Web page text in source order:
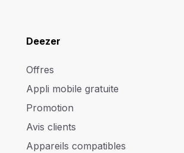
Deezer
Offres
Appli mobile gratuite
Promotion
Avis clients
Appareils compatibles